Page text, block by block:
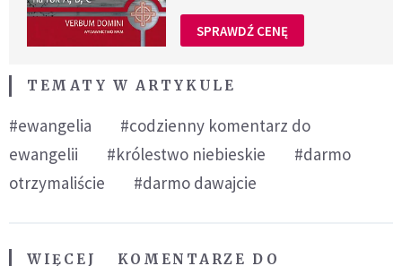
SPRAWDŹ CENĘ
TEMATY W ARTYKULE
#ewangelia
#codzienny komentarz do
ewangelii
#królestwo niebieskie
#darmo
otrzymaliście
#darmo dawajcie
WIĘCEJ
KOMENTARZE DO